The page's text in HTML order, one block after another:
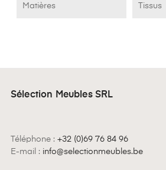
Matières Tissus
Sélection Meubles SRL
Téléphone : +32 (0)69 76 84 96
E-mail : info@selectionmeubles.be